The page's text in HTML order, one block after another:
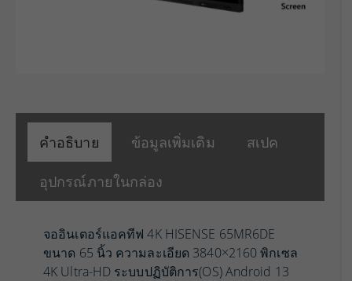
คำอธิบาย ข้อมูลเพิ่มเติม สเปค
อุปกรณ์ภายในกล่อง
จออินเตอร์แอคทีฟ 4K HISENSE 65MR6DE
ขนาด 65 นิ้ว ความละเอียด 3840×2160 พิกเซล
4K Ultra-HD ระบบปฏิบัติการ(OS) Android 13